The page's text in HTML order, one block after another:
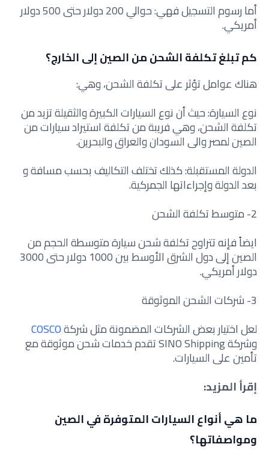
أما رسوم التسجيل فهي: حوالي 200 دولار حتى 500 دولار
أمريكي.
كم تبلغ تكلفة الشحن من الصين إلى الخارج؟
هناك عوامل تؤثر على تكلفة الشحن، وهي:
نوع السيارة: حيث أن نوع السيارات الكبيرة والثقيلة تزيد من
تكلفة الشحن، وهي فريبة من تكلفة استيراد سيارات من
الصين لمصر والى السودان والعراق والبحرين.
الدولة المستقبلة: كذلك تختلف التكاليف بحسب مسافة و
بعد الدولة وإجراءاتها الجمركية.
2- متوسط تكلفة الشحن
ايضاً فإنه تتراوح تكلفة شحن سيارة متوسطة الحجم من
الصين إلى دول الشرق الأوسط بين 1000 دولار حتى 3000
دولار أمريكي.
3- شركات الشحن الموثوقة
لعل اختيار بعض الشركات المضمونة مثل شركةCOSCO
وشركة SINO Shipping تقدم خدمات شحن موثوقة مع
تأمين على السيارات.
إقرأ المزيد:
ما هي أنواع السيارات المتوفرة في الصين
ومواصفاتها؟